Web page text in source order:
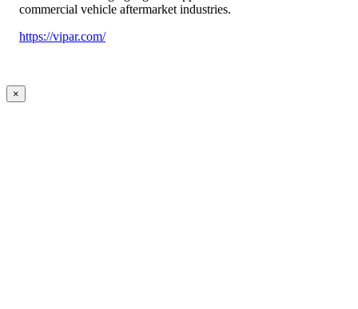
commercial vehicle aftermarket industries.
https://vipar.com/
×